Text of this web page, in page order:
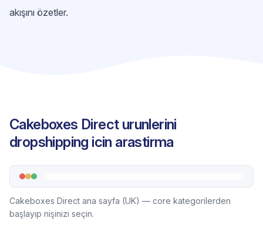
akışını özetler.
Cakeboxes Direct urunlerini
dropshipping icin arastirma
Cakeboxes Direct ana sayfa (UK) — core kategorilerden
başlayıp nişinizi seçin.